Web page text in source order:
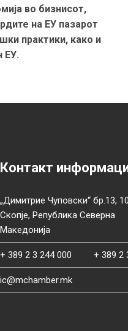
во бизнисот,
на ЕУ пазарот
практики, како и
ЕУ.
Контакт
„Димитрие Чуповски“ бр.13,
Скопје, Република Северна
Македонија
+ 389 2 3 244 000 + 389 2
ic@mchamber.mk